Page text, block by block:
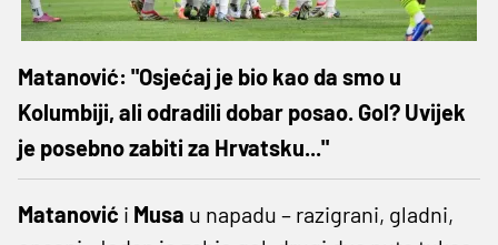
Matanović: "Osjećaj je bio kao da smo u
Kolumbiji, ali odradili dobar posao. Gol? Uvijek
je posebno zabiti za Hrvatsku..."
Matanović i Musa u napadu – razigrani, gladni,